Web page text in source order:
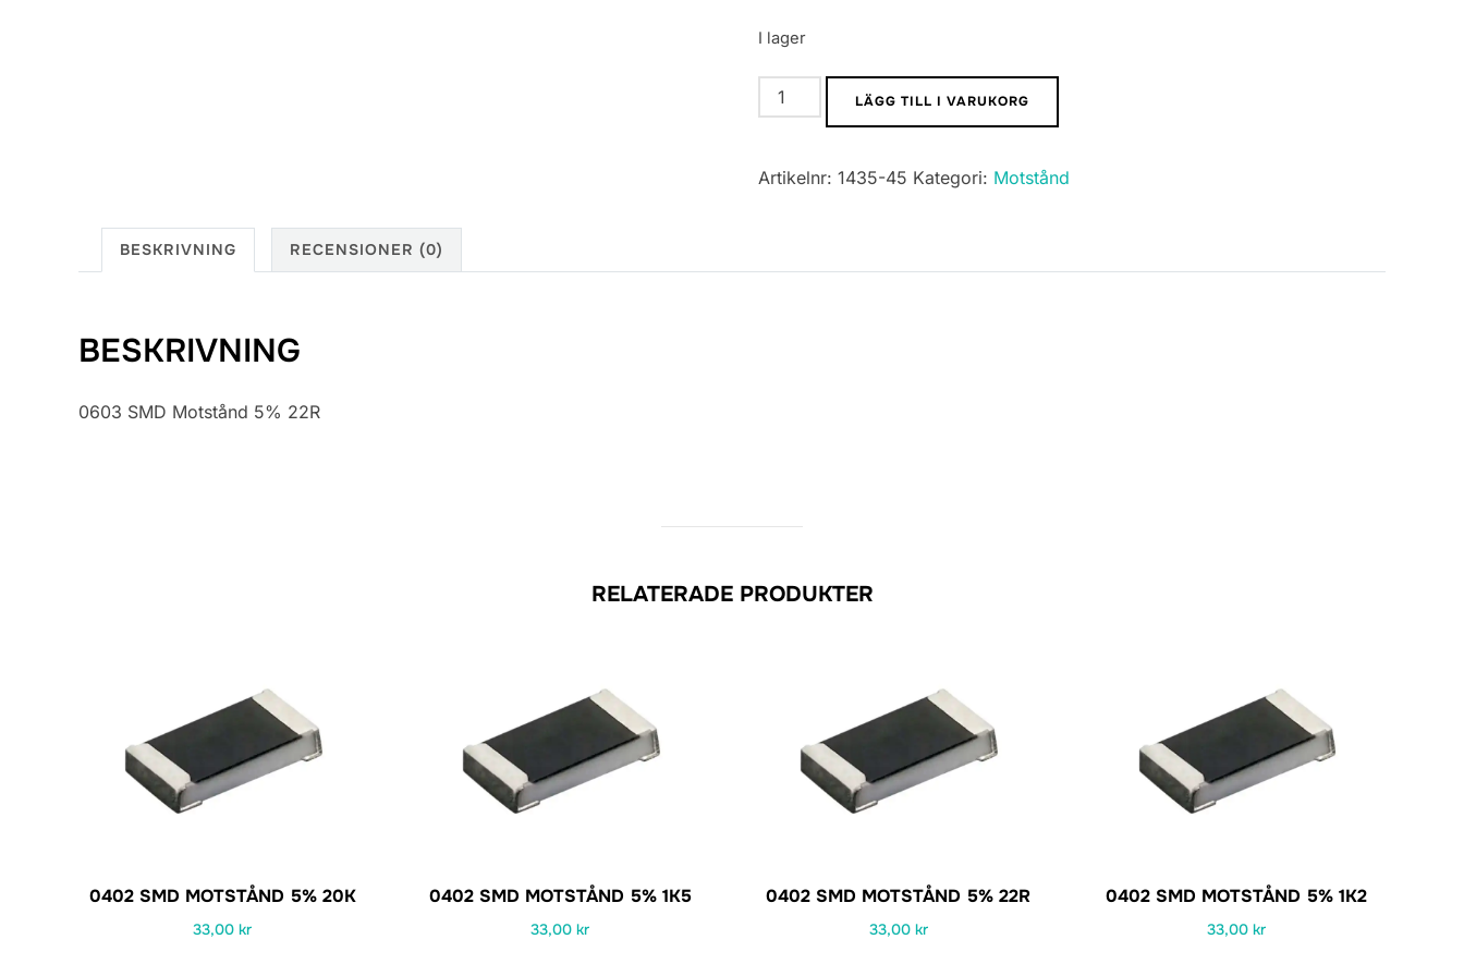
I lager
0603
SMD
5%
LÄGG TILL I VARUKORG
Artikelnr: 1435-45 Kategori: Motstånd
BESKRIVNING RECENSIONER (0)
BESKRIVNING
0603 SMD Motstånd 5% 22R
RELATERADE PRODUKTER
0402 SMD MOTSTÅND 5% 20K
33,00kr
0402 SMD MOTSTÅND 5% 1K5
33,00kr
0402 SMD MOTSTÅND 5% 22R
33,00 kr
0402 SMD MOTSTÅND 5% 1K2
33,00 kr